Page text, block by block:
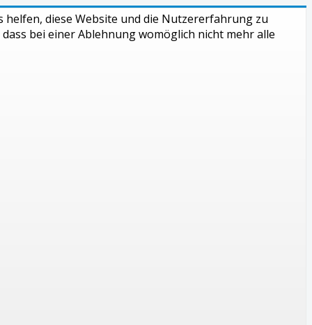
diese Website und die Nutzererfahrung zu
bei einer Ablehnung womöglich nicht mehr alle